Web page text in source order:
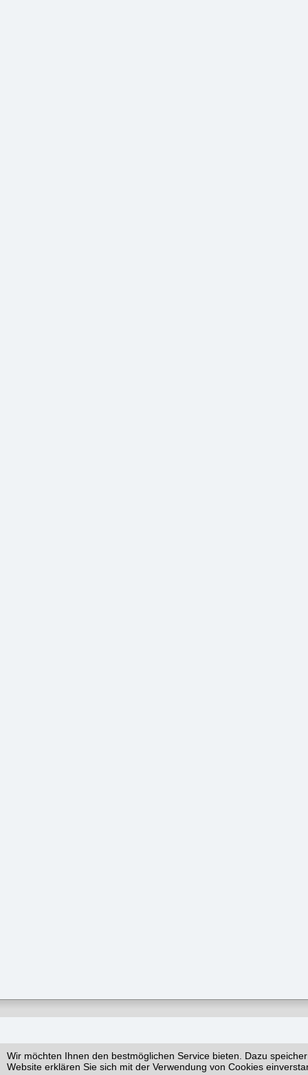
Wir möchten Ihnen den bestmöglichen Service bieten. Dazu
Website erklären Sie sich mit der Verwendung von Cookies